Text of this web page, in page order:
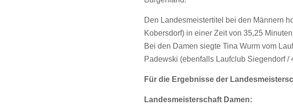
Den Landesmeistertitel bei den Männern
Kobersdorf) in einer Zeit von 35,25
Bei den Damen siegte Tina Wurm vom
Padewski (ebenfalls Laufclub Siegendorf
Für die Ergebnisse der
Landesmeisterschaft Damen: